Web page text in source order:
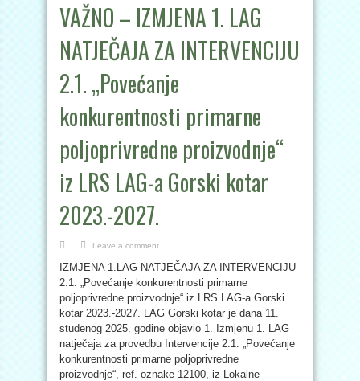
VAŽNO – IZMJENA 1. LAG
NATJEČAJA ZA INTERVENCIJU
2.1. „Povećanje
konkurentnosti primarne
poljoprivredne proizvodnje“
iz LRS LAG-a Gorski kotar
2023.-2027.
Leave a comment
IZMJENA 1.LAG NATJEČAJA ZA INTERVENCIJU
2.1. „Povećanje konkurentnosti primarne
poljoprivredne proizvodnje“ iz LRS LAG-a Gorski
kotar 2023.-2027. LAG Gorski kotar je dana 11.
studenog 2025. godine objavio 1. Izmjenu 1. LAG
natječaja za provedbu Intervencije 2.1. „Povećanje
konkurentnosti primarne poljoprivredne
proizvodnje“, ref. oznake 12100, iz Lokalne